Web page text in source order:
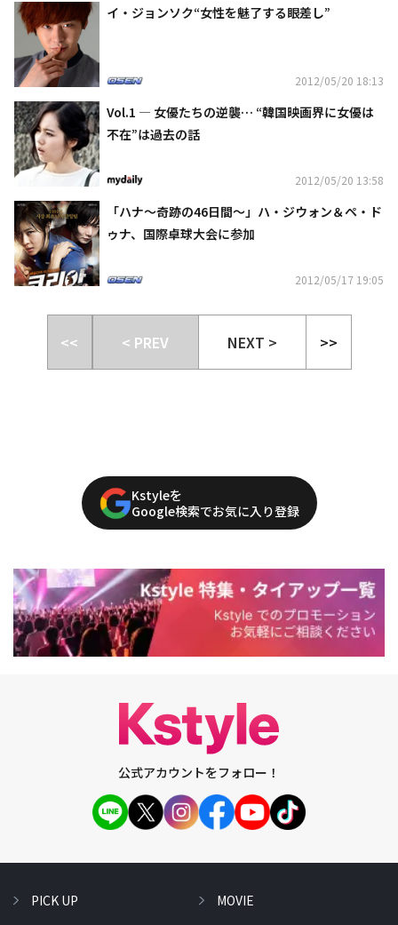
イ・ジョンソク“女性を魅了する眼差し”
2012/05/20 18:13
Vol.1 ― 女優たちの逆襲… “韓国映画界に女優は
不在”は過去の話
2012/05/20 13:58
「ハナ～奇跡の46日間～」ハ・ジウォン＆ペ・ド
ゥナ、国際卓球大会に参加
2012/05/17 19:05
<< < PREV NEXT > >>
Kstyleを
Google検索でお気に入り登録
公式アカウントをフォロー！
PICK UP MOVIE